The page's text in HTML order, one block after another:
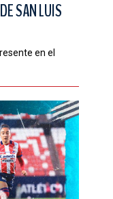
SAN LUIS
en el